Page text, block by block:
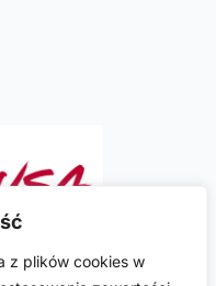
z plików cookies w